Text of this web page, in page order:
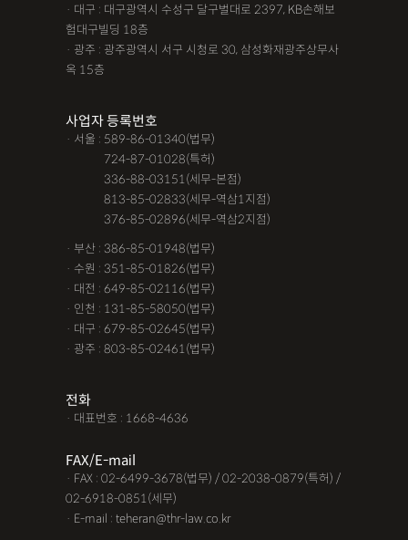
· 대구 : 대구광역시 수성구 달구벌대로 2397, KB손해보
험대구빌딩 18층
· 광주 : 광주광역시 서구 시청로 30, 삼성화재광주상무사
옥 15층
사업자 등록번호
· 서울 : 589-86-01340(법무)
724-87-01028(특허)
336-88-03151(세무-본점)
813-85-02833(세무-역삼1지점)
376-85-02896(세무-역삼2지점)
· 부산 : 386-85-01948(법무)
· 수원 : 351-85-01826(법무)
· 대전 : 649-85-02116(법무)
· 인천 : 131-85-58050(법무)
· 대구 : 679-85-02645(법무)
· 광주 : 803-85-02461(법무)
전화
· 대표번호 : 1668-4636
FAX/E-mail
· FAX : 02-6499-3678(법무) / 02-2038-0879(특허) /
02-6918-0851(세무)
· E-mail : teheran@thr-law.co.kr